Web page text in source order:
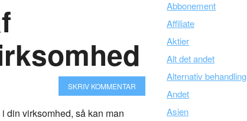
SKRIV KOMMENTAR
din virksomhed, så kan man
Abbonement
Affiliate
Aktier
Alt det andet
Alternativ behandling
Andet
Asien